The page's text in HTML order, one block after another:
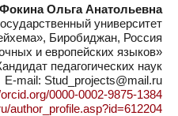
Фокина Ольга Анатольевна
университет
Биробиджан, Россия
и европейских языков»
педагогических наук
E-mail: Stud_projects@mail.ru
0000-0002-9875-1384
author_profile.asp?id=612204